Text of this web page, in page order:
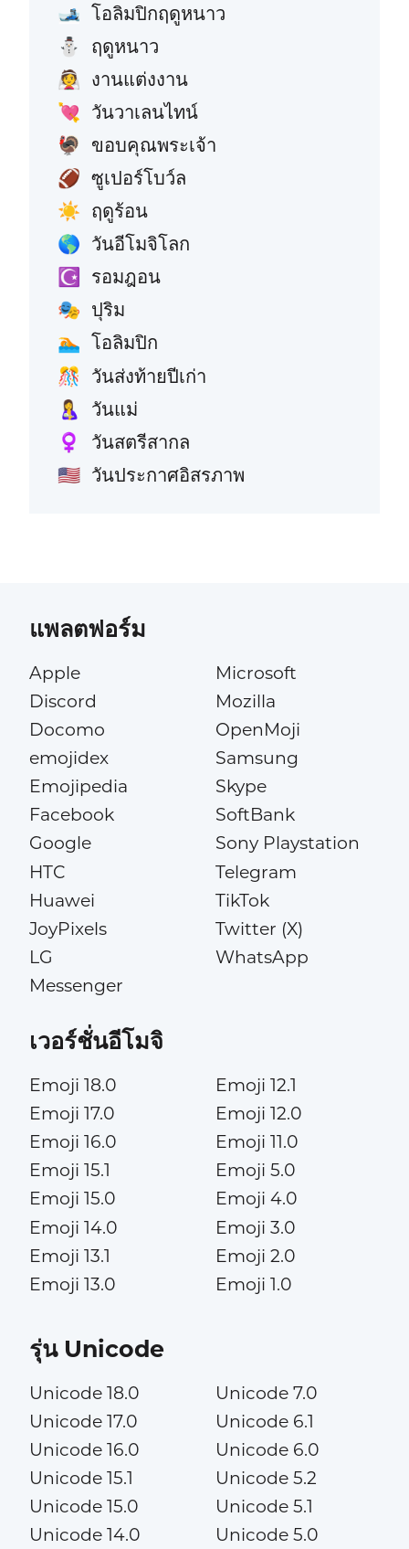
🎿 โอลิมปิกฤดูหนาว
⛄ ฤดูหนาว
👰 งานแต่งงาน
💘 วันวาเลนไทน์
🦃 ขอบคุณพระเจ้า
🏈 ซูเปอร์โบว์ล
☀️ ฤดูร้อน
🌎 วันอีโมจิโลก
☪️ รอมฎอน
🎭 ปุริม
🏊 โอลิมปิก
🎊 วันส่งท้ายปีเก่า
🤱 วันแม่
♀️ วันสตรีสากล
🇺🇸 วันประกาศอิสรภาพ
แพลตฟอร์ม
Apple
Discord
Docomo
emojidex
Emojipedia
Facebook
Google
HTC
Huawei
JoyPixels
LG
Messenger
Microsoft
Mozilla
OpenMoji
Samsung
Skype
SoftBank
Sony Playstation
Telegram
TikTok
Twitter (X)
WhatsApp
เวอร์ชั่นอีโมจิ
Emoji 18.0
Emoji 17.0
Emoji 16.0
Emoji 15.1
Emoji 15.0
Emoji 14.0
Emoji 13.1
Emoji 13.0
Emoji 12.1
Emoji 12.0
Emoji 11.0
Emoji 5.0
Emoji 4.0
Emoji 3.0
Emoji 2.0
Emoji 1.0
รุ่น Unicode
Unicode 18.0
Unicode 17.0
Unicode 16.0
Unicode 15.1
Unicode 15.0
Unicode 14.0
Unicode 7.0
Unicode 6.1
Unicode 6.0
Unicode 5.2
Unicode 5.1
Unicode 5.0